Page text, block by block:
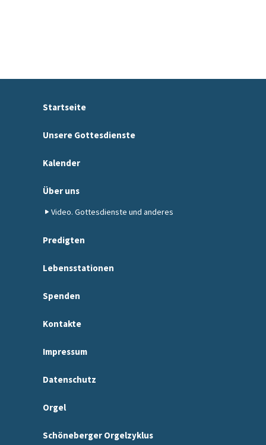
Startseite
Unsere Gottesdienste
Kalender
Über uns
Video. Gottesdienste und anderes
Predigten
Lebensstationen
Spenden
Kontakte
Impressum
Datenschutz
Orgel
Schöneberger Orgelzyklus